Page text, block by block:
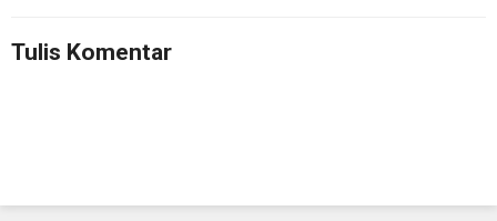
Tulis Komentar